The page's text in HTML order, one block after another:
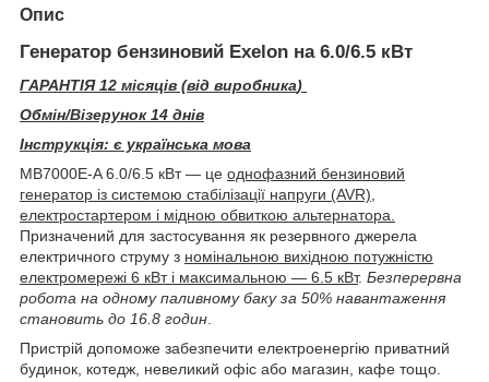
Опис
Генератор бензиновий Exelon на 6.0/6.5 кВт
ГАРАНТІЯ 12 місяців (від виробника)
Обмін/Візерунок 14 днів
Інструкція: є українська мова
MB7000E-A 6.0/6.5 кВт — це однофазний бензиновий
генератор із системою стабілізації напруги (AVR)
електростартером і мідною обвиткою альтернатора.
Призначений для застосування як резервного джерела
електричного струму з номінальною вихідною потужністю
електромережі 6 кВт і максимальною — 6.5 кВт. Безперервна
робота на одному паливному баку за 50% навантаження
становить до 16.8 годин
Пристрій допоможе забезпечити електроенергію приватний
будинок, котедж, невеликий офіс або магазин, кафе тощо.